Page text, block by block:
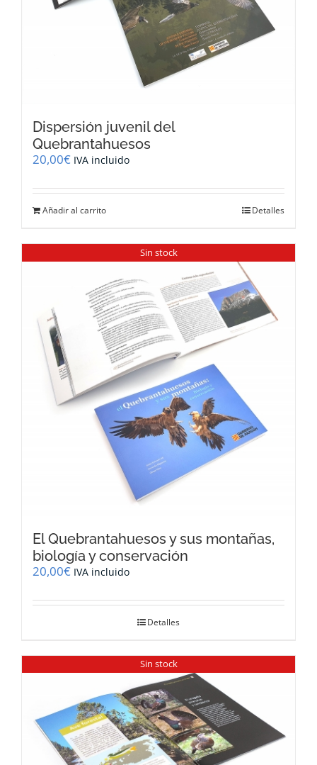
Dispersión juvenil del
Quebrantahuesos
20,00€ IVA incluido
Añadir al carrito Detalles
Sin stock
El Quebrantahuesos y sus montañas,
biología y conservación
20,00€ IVA incluido
Detalles
Sin stock